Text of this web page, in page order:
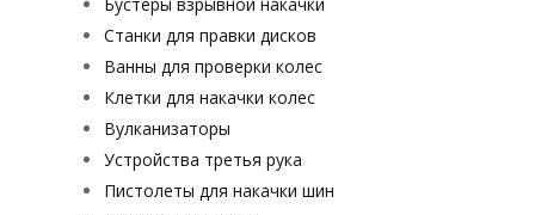
Станки для правки дисков
Ванны для проверки колес
Клетки для накачки колес
Вулканизаторы
Устройства третья рука
Пистолеты для накачки шин